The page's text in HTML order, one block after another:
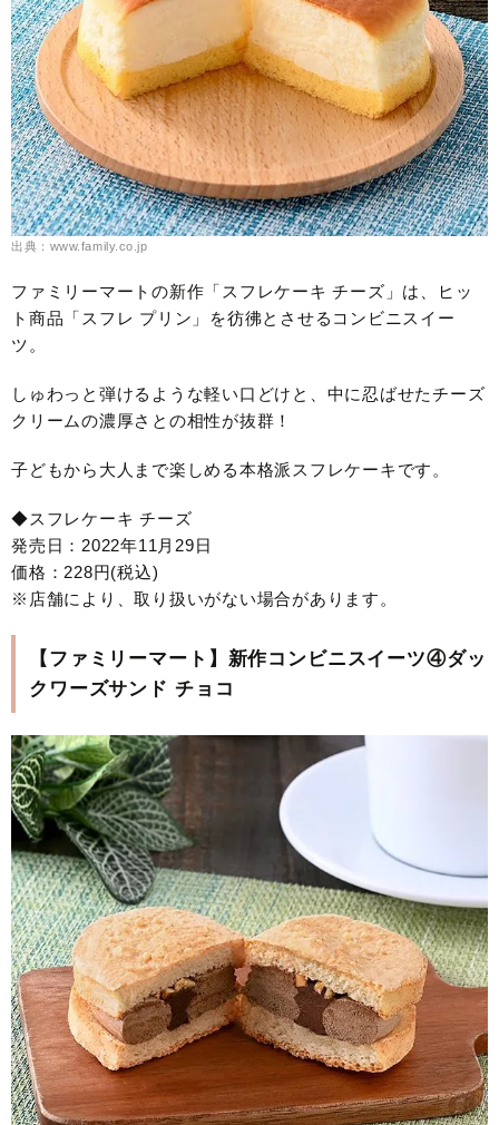
出典：www.family.co.jp
ファミリーマートの新作「スフレケーキ チーズ」は、ヒッ
ト商品「スフレ プリン」を彷彿とさせるコンビニスイー
ツ。
しゅわっと弾けるような軽い口どけと、中に忍ばせたチーズ
クリームの濃厚さとの相性が抜群！
子どもから大人まで楽しめる本格派スフレケーキです。
◆スフレケーキ チーズ
発売日：2022年11月29日
価格：228円(税込)
※店舗により、取り扱いがない場合があります。
【ファミリーマート】新作コンビニスイーツ④ダッ
クワーズサンド チョコ